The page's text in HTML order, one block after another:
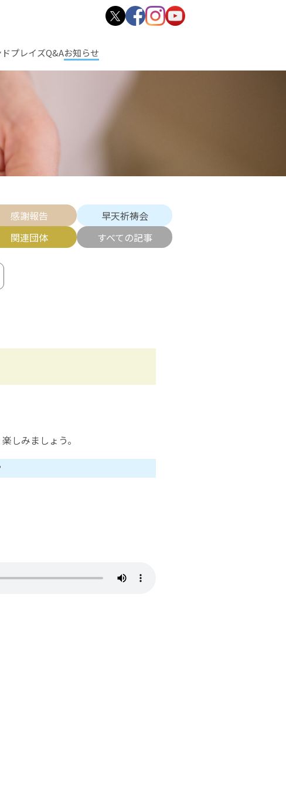
プレイズQ&Aお知らせ
感謝報告 早天祈祷会
関連団体 すべての記事
しみましょう。